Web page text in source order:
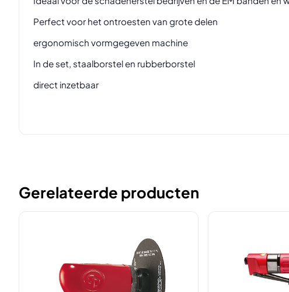
Perfect voor het ontroesten van grote delen
ergonomisch vormgegeven machine
In de set, staalborstel en rubberborstel
direct inzetbaar
Gerelateerde producten